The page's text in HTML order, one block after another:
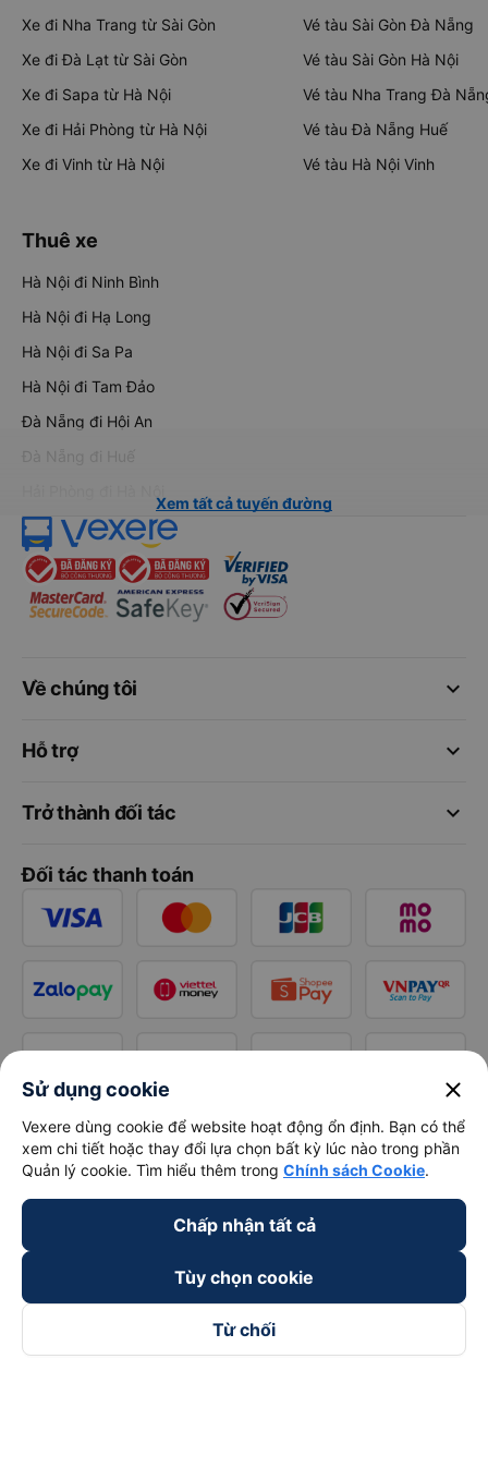
Xe đi Nha Trang từ Sài Gòn
Xe đi Đà Lạt từ Sài Gòn
Xe đi Sapa từ Hà Nội
Xe đi Hải Phòng từ Hà Nội
Xe đi Vinh từ Hà Nội
Vé tàu Sài Gòn Đà Nẵng
Vé tàu Sài Gòn Hà Nội
Vé tàu Nha Trang Đà
Vé tàu Đà Nẵng Huế
Vé tàu Hà Nội Vinh
Thuê xe
Hà Nội đi Ninh Bình
Hà Nội đi Hạ Long
Hà Nội đi Sa Pa
Hà Nội đi Tam Đảo
Đà Nẵng đi Hội An
Đà Nẵng đi Huế
Xem tất cả tuyến đường
keyboard_arrow_down
Về chúng tôi
keyboard_arrow_down
Hỗ trợ
keyboard_arrow_down
Trở thành đối tác
Đối tác thanh toán
Sử dụng cookie close
Vexere dùng cookie để website hoạt động ổn định. Bạn có thể
xem chi tiết hoặc thay đổi lựa chọn bất kỳ lúc nào trong phần
Quản lý cookie. Tìm hiểu thêm trong Chính sách Cookie.
Chấp nhận tất cả
Tùy chọn cookie
Từ chối